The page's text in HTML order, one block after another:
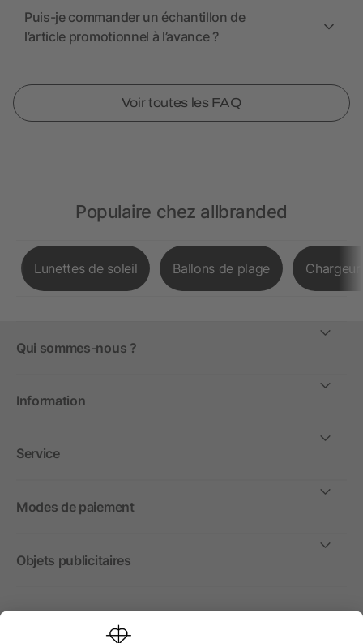
Puis-je commander un échantillon de
l’article promotionnel à l’avance ?
Voir toutes les FAQ
Populaire chez allbranded
Lunettes de soleil Ballons de plage
Qui sommes-nous ?
Information
Service
Modes de paiement
Objets publicitaires
International